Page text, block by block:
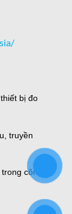
bị đo
truyền
công